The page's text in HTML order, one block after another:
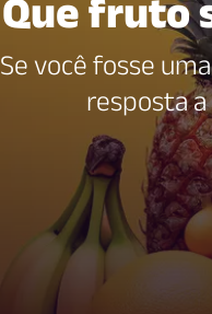
Que fruto
Se você fosse
resposta